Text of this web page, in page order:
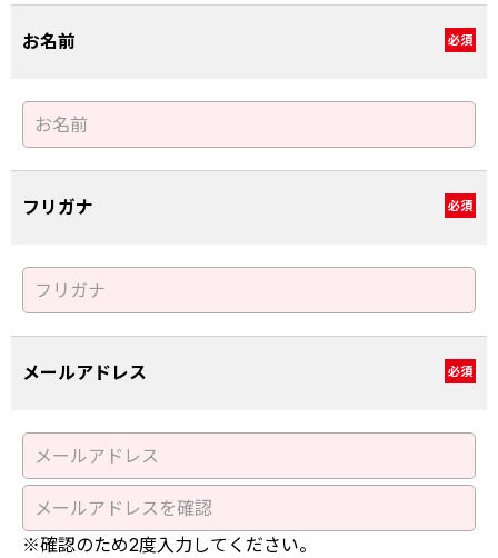
お名前 必須
フリガナ 必須
メールアドレス 必須
※確認のため2度入力してください。